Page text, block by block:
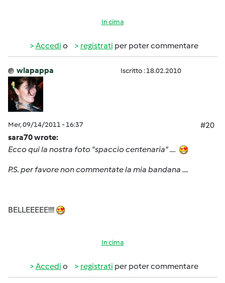
In cima
Accedi o registrati per poter commentare
wlapappa Iscritto : 18.02.2010
Mer, 09/14/2011 - 16:37
#20
sara70 wrote:
Ecco qui la nostra foto "spaccio centenaria" ....
P.S. per favore non commentate la mia bandana ....
BELLEEEEE!!!!
In cima
Accedi o registrati per poter commentare